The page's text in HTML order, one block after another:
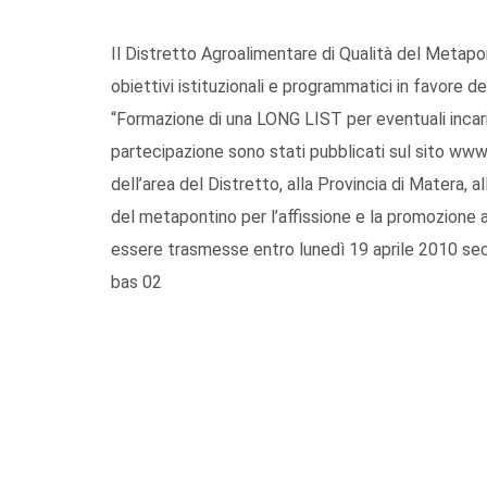
Il Distretto Agroalimentare di Qualità del
obiettivi istituzionali e programmatici in favore
“Formazione di una LONG LIST per eventuali
partecipazione sono stati pubblicati sul sito
dell’area del Distretto, alla Provincia di Matera,
del metapontino per l’affissione e la
essere trasmesse entro lunedì 19 aprile 2010
bas 02